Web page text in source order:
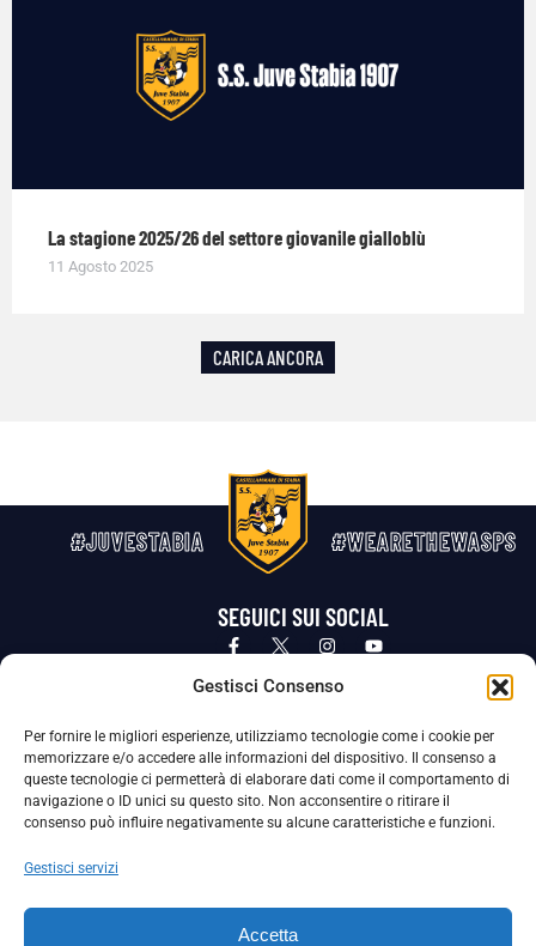
Gestisci Consenso
Per fornire le migliori esperienze, utilizziamo tecnologie come i cookie per
memorizzare e/o accedere alle informazioni del dispositivo. Il consenso a
queste tecnologie ci permetterà di elaborare dati come il comportamento di
navigazione o ID unici su questo sito. Non acconsentire o ritirare il
consenso può influire negativamente su alcune caratteristiche e funzioni.
Gestisci servizi
Accetta
La stagione 2025/26 del settore giovanile gialloblù
11 Agosto 2025
CARICA ANCORA
#JUVESTABIA #WEARETHEWASPS
SEGUICI SUI SOCIAL
Privacy Policy Cookie Policy
La Società ha nominato il Responsabile della Protezione dei Dati Personali (DPO), figura specializzata che vigila sulle modalità
adottate dalla nostra Società per tutelare i Suoi dati personali.
Per contattare il DPO può scrivere a